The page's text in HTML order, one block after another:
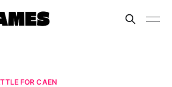
FOR CAEN